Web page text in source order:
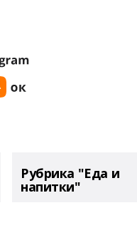
Рубрика "Еда и
напитки"